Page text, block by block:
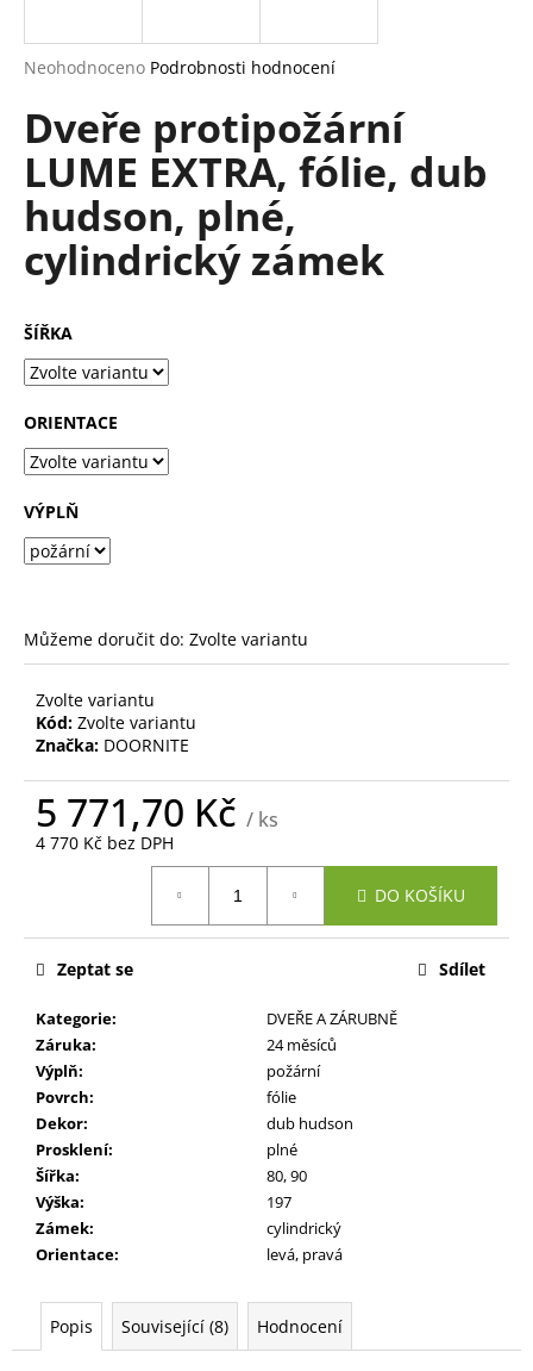
Průměrné
produktu
je
0,0
5
hvězdiček.
Neohodnoceno Podrobnosti hodnocení
Dveře protipožární
LUME EXTRA, fólie, dub
hudson, plné,
cylindrický zámek
ŠÍŘKA
ORIENTACE
VÝPLŇ
Můžeme doručit do: Zvolte variantu
Zvolte variantu
Kód: Zvolte variantu
Značka: DOORNITE
5 771,70 Kč / ks
4 770 Kč bez DPH
DO KOŠÍKU
Kategorie:
DVEŘE A ZÁRUBNĚ
Záruka:
24 měsíců
Výplň:
požární
Povrch:
fólie
Dekor:
dub hudson
Prosklení:
plné
Šířka:
80, 90
Výška:
197
Zámek:
cylindrický
Orientace: levá, pravá
Zeptat se Sdílet
Popis Související (8) Hodnocení
j
t
?
HLEDAT
D
p
o
r
u
č
u
m
e